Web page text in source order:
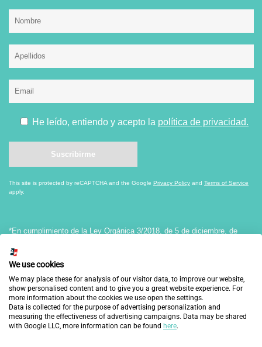
He leído, entiendo y acepto la política de privacidad.
This site is protected by reCAPTCHA and the Google Privacy Policy and Terms of Service
apply.
*En cumplimiento de la Ley Orgánica 3/2018, de 5 de diciembre, de
informamos que el Responsable del tratamiento de los datos recabados
en el presente formulario es FUNDACIÓN INTEGRA, y éstos serán
tratados con la finalidad de gestionar su solicitud.
La legitimación para el tratamiento de sus datos reside en el
consentimiento expreso por parte del interesado/a, y éstos no serán
We use cookies
We may place these for analysis of our visitor data, to improve our website,
show personalised content and to give you a great website experience. For
more information about the cookies we use open the settings.
Data is collected for the purpose of advertising personalization and
measuring the effectiveness of advertising campaigns. Data may be shared
with Google LLC, more information can be found here.